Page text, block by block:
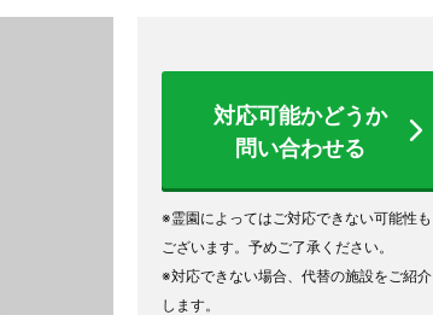
対応可能かどうか
問い合わせる
※霊園によってはご対応できない可能性も
ございます。予めご了承ください。
※対応できない場合、代替の施設をご紹介
します。